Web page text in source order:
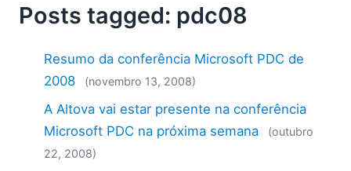
2026
2024
2023
2022
2020
2019
Posts tagged: pdc08
Resumo da conferência Microsoft PDC de
2008
(novembro 13, 2008)
A Altova vai estar presente na conferência
Microsoft PDC na próxima semana
(outubro
22, 2008)